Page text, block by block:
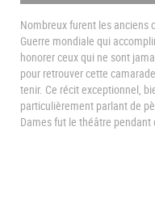
Nombreux furent les anciens
Guerre mondiale qui
honorer ceux qui ne sont
pour retrouver cette
tenir. Ce récit exceptionnel,
particulièrement parlant de
Dames fut le théâtre